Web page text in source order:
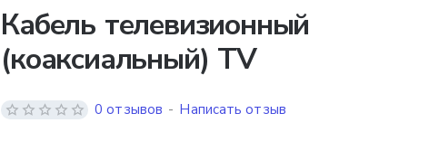
Кабель телевизионный
(коаксиальный) TV
0 отзывов - Написать отзыв